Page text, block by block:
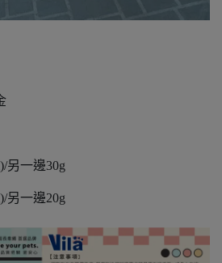
另一邊30g
另一邊20g